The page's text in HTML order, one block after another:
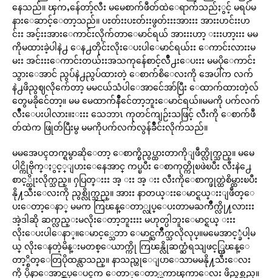
နေသည်။ ၾကႇန်ေတာ့်လီး မမေစာက်ဖဳတ်ထဲေရာက်သည်ႏွင့် မရပ်မ
နားေဆာင့်ေတာ့သည်။ ပႊတ်းးပႊတ်းးဖွတ်းးးအားးး အားးဟင်းးဟ
င်းး အင့်းးအားေကာင်းလိုက်တာေမာင်ရယ် အားးးဟာ့ းးးဟာ့းးး မမ
ကိုမထားခဲ့ပါနဲ႕ ေန႕တိုင်းလိုးေပးပါေမာင်ရယ်းး ေကာင်းလားးမ
မးး အင်းးးေကာင်းတယ်းးအသကုန်ေစာင့်လိဳ႕းေပးးး မမပိုေကာင်း
သွားေအာင် ညွပ်နဲ႕ညွပ်ထားတဲ့ ေစာက်စိေလးကို အေပါ်က လက်
နဲ႕ဖိညွဈလိုက်ေတာ့ မမငယ်သံပါေအာင်ေအာ်ပြီး ေထာက်ထားတဲ့လ်
တွေမခိုင်ေတာ့။ မမ မေထာက်နိဳင်ေတာ့ဘူးေမာင်ရယ်။မမကို ပက်လက်
လိဳးေပးပါလား။းးးး သေဘာၤ ကုတင်ကျဉ်းသဖြင့် လီးကို ေစာက်ဖဳ
တ်ထဲက ဖြုတ်ပြီးမွ မမကိုပက်လက်လွန်ခိဳင်းလိုက်သည်။
မမအေပၚတက္ရမွာဆိုေတာ့ ေစာက္စိညွပ္ထားတာကိုျဖဳတ္လိုက္သည္။ မမေ
ပါင္ကိုဗိုက္ႏွင့္ျပားေနေအာင္ ကပ္ၿပီး ေစာကုတ္ကိုၿဖဲၿပီး လီးနဲ႕ေ
စာင့္ထိုးလိုက္သည္။ ႁပြတ္းးး အ့ းး အ့ းး လီးကိုေစာက္ဖုတ္ထဲစိမ္ထားၿပီး
နို႔သီးေလးကို ညွစ္လိုက္သည္။ အားး နာတယ္းးေမာင္ရယ္းးျဖဳတ္ေ
ပးေတာ့ေနာ္ မမက ကြၽန္ေတာ္လုပ္ေပးတာမႀကိဳက္လို႔လားးး
အဲ့ဒါဆို ဆက္လည္းမလိုးေတာ့ဘူးးးး မဟုတ္ပါဘူးေမာင္ရယ္ းးး
လိုးေပးပါေနာ္။ေမာင့္သေဘာ ေမာင္ႀကိဳက္သလိုလုပ္။မမေအာင့္ခံပါ့မ
ယ္ လိုးေနတဲ့မိန္းမတစ္ေယာက္ကို ကြၽန္လိုဆက္ဆံရသျဖင့္ကြၽန္ေ
တာ့္စိတ္ေတြပိုထန္လာသည္။ နာသည္ဟုေျပာေသာမမနို႔သီးေလး
ကို ပိုနာေအာင္ညွပ္ေပၚက ေတာ္ေတာ္ၾကာၾကာေလး ဖိညွစ္သည္။